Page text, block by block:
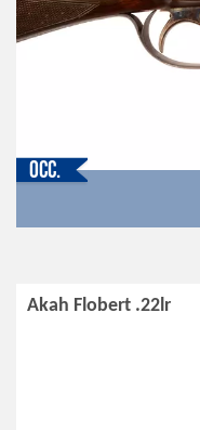
Occ.
Akah Flobert .22lr